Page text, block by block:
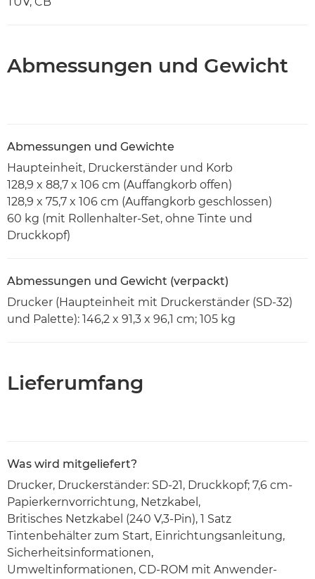
Abmessungen und Gewicht
Abmessungen und Gewichte
Haupteinheit, Druckerständer und Korb
128,9 x 88,7 x 106 cm (Auffangkorb offen)
128,9 x 75,7 x 106 cm (Auffangkorb geschlossen)
60 kg (mit Rollenhalter-Set, ohne Tinte und
Druckkopf)
Abmessungen und Gewicht (verpackt)
Drucker (Haupteinheit mit Druckerständer (SD-32)
und Palette): 146,2 x 91,3 x 96,1 cm; 105 kg
Lieferumfang
Was wird mitgeliefert?
Drucker, Druckerständer: SD-21, Druckkopf; 7,6 cm-
Papierkernvorrichtung, Netzkabel,
Britisches Netzkabel (240 V,3-Pin), 1 Satz
Tintenbehälter zum Start, Einrichtungsanleitung,
Sicherheitsinformationen,
Umweltinformationen, CD-ROM mit Anwender-